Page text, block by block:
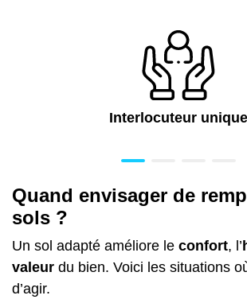
Interlocuteur unique
Quand envisager de
sols ?
Un sol adapté améliore le confort, l’
valeur du bien. Voici les situations
d’agir.